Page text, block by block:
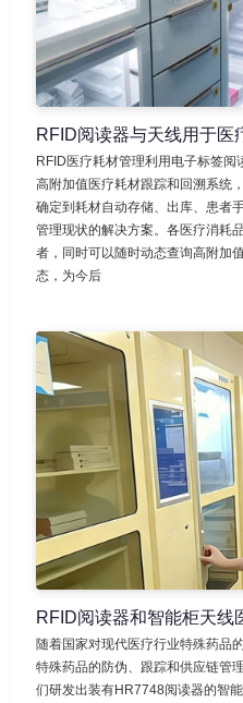
RFID阅读器与天线用于医
RFID医疗耗材管理利用电子标签
高附加值医疗耗材跟踪和回溯系统
确定到耗材自动存储、出库、患者
管理现状的解决方案。各医疗消耗
者，同时可以随时动态查询高附加
态，为今后
RFID阅读器和智能柜天线
随着国家对现代医疗行业特殊药品
特殊药品的防伪、跟踪和供应链管
们研发出装有HR7748阅读器的智